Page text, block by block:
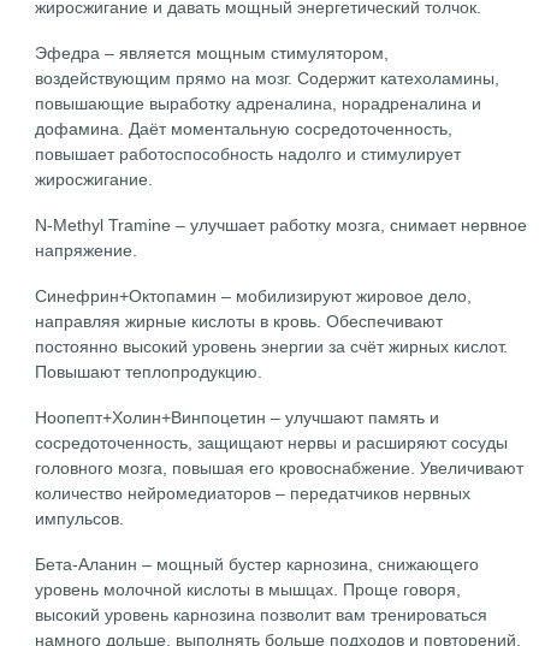
жиросжигание и давать мощный энергетический толчок.
Эфедра – является мощным стимулятором,
воздействующим прямо на мозг. Содержит катехоламины,
повышающие выработку адреналина, норадреналина и
дофамина. Даёт моментальную сосредоточенность,
повышает работоспособность надолго и стимулирует
жиросжигание.
N-Methyl Tramine – улучшает работку мозга, снимает нервное
напряжение.
Синефрин+Октопамин – мобилизируют жировое дело,
направляя жирные кислоты в кровь. Обеспечивают
постоянно высокий уровень энергии за счёт жирных кислот.
Повышают теплопродукцию.
Ноопепт+Холин+Винпоцетин – улучшают память и
сосредоточенность, защищают нервы и расширяют сосуды
головного мозга, повышая его кровоснабжение. Увеличивают
количество нейромедиаторов – передатчиков нервных
импульсов.
Бета-Аланин – мощный бустер карнозина, снижающего
уровень молочной кислоты в мышцах. Проще говоря,
высокий уровень карнозина позволит вам тренироваться
намного дольше, выполнять больше подходов и повторений,